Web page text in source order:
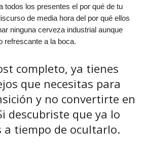
todos los presentes el por qué de tu
de media hora del por qué ellos
ninguna cerveza industrial aunque
refrescante a la boca.
completo, ya tienes
que necesitas para
y no convertirte en
descubriste que ya lo
a tiempo de ocultarlo.